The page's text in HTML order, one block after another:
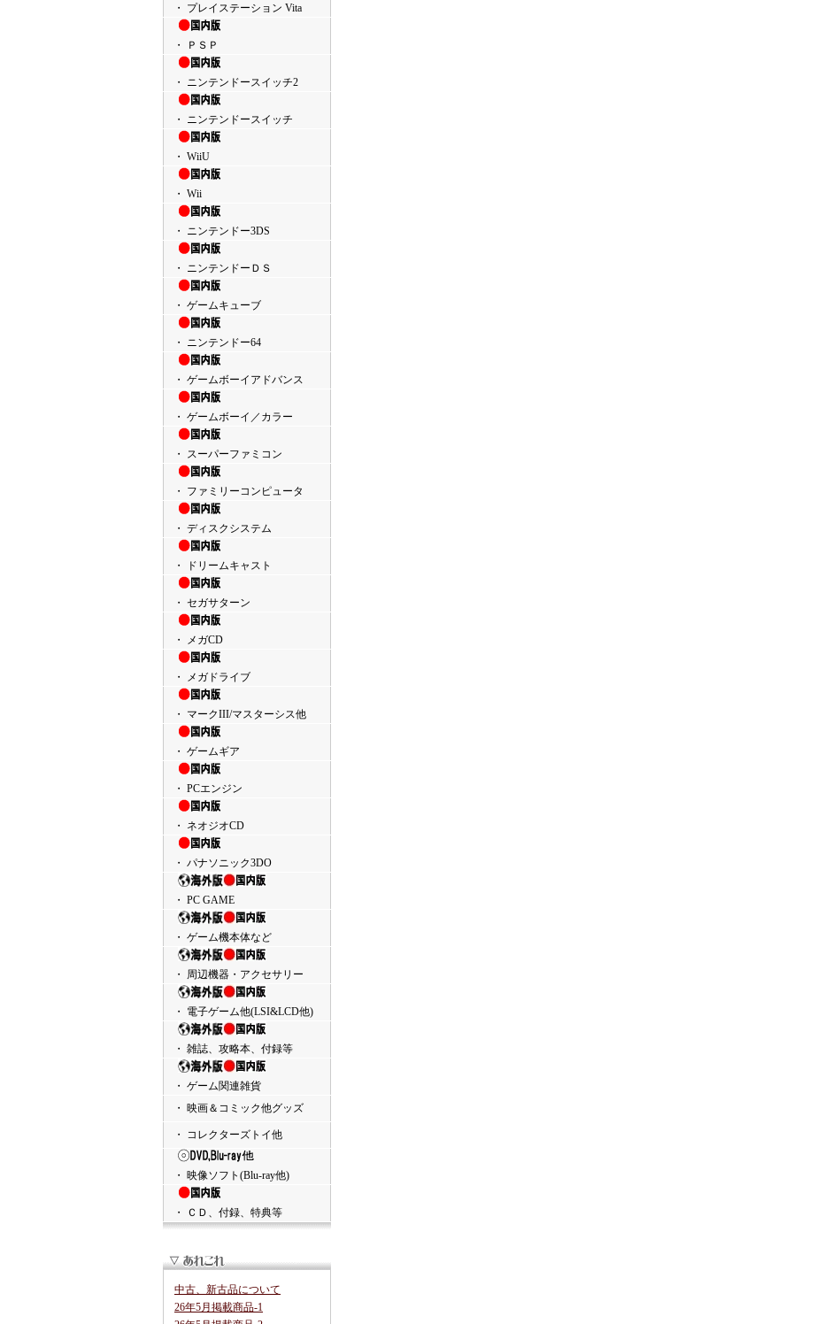
・ プレイステーション Vita
・ ＰＳＰ
・ ニンテンドースイッチ2
・ ニンテンドースイッチ
・ WiiU
・ Wii
・ ニンテンドー3DS
・ ニンテンドーＤＳ
・ ゲームキューブ
・ ニンテンドー64
・ ゲームボーイアドバンス
・ ゲームボーイ／カラー
・ スーパーファミコン
・ ファミリーコンピュータ
・ ディスクシステム
・ ドリームキャスト
・ セガサターン
・ メガCD
・ メガドライブ
・ マークIII/マスターシス他
・ ゲームギア
・ PCエンジン
・ ネオジオCD
・ パナソニック3DO
・ PC GAME
・ ゲーム機本体など
・ 周辺機器・アクセサリー
・ 電子ゲーム他(LSI&LCD他)
・ 雑誌、攻略本、付録等
・ ゲーム関連雑貨
・ 映画＆コミック他グッズ
・ コレクターズトイ他
・ 映像ソフト(Blu-ray他)
・ ＣＤ、付録、特典等
中古、新古品について
26年5月掲載商品-1